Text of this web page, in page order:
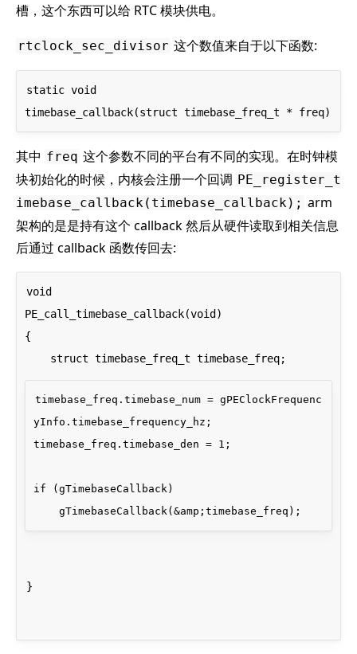
槽，这个东西可以给 RTC 模块供电。
rtclock_sec_divisor 这个数值来自于以下函数:
static void
其中 freq 这个参数不同的平台有不同的实现。在时钟模
块初始化的时候，内核会注册一个回调 PE_register_t
imebase_callback(timebase_callback); arm
架构的是是持有这个 callback 然后从硬件读取到相关信息
后通过 callback 函数传回去:
void
PE_call_timebase_callback(void)
{
timebase_freq.timebase_num = gPEClockFrequenc
yInfo.timebase_frequency_hz;
timebase_freq.timebase_den = 1;
if (gTimebaseCallback)
}